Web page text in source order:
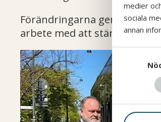
medier
sociala
annan
S
a
m
t
y
Förändringarna genomförs
arbete med att stärka